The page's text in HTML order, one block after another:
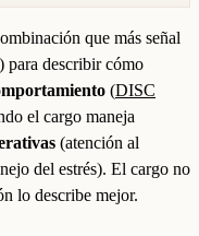
que más señal
) para describir cómo
(DISC
el cargo maneja
(atención al
del estrés). El cargo no
lo describe mejor.